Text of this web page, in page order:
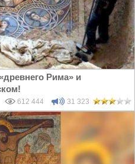
Рима» и
612 444 31 323